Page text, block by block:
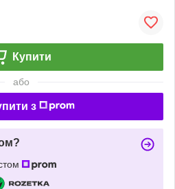
Купити
або
з